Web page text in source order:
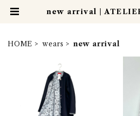
new arrival |
HOME wears new arrival